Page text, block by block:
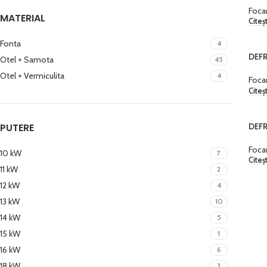
MATERIAL
Fonta 4
Otel + Samota 45
Otel + Vermiculita 4
PUTERE
10 kW 7
11 kW 2
12 kW 4
13 kW 10
14 kW 5
15 kW 1
16 kW 6